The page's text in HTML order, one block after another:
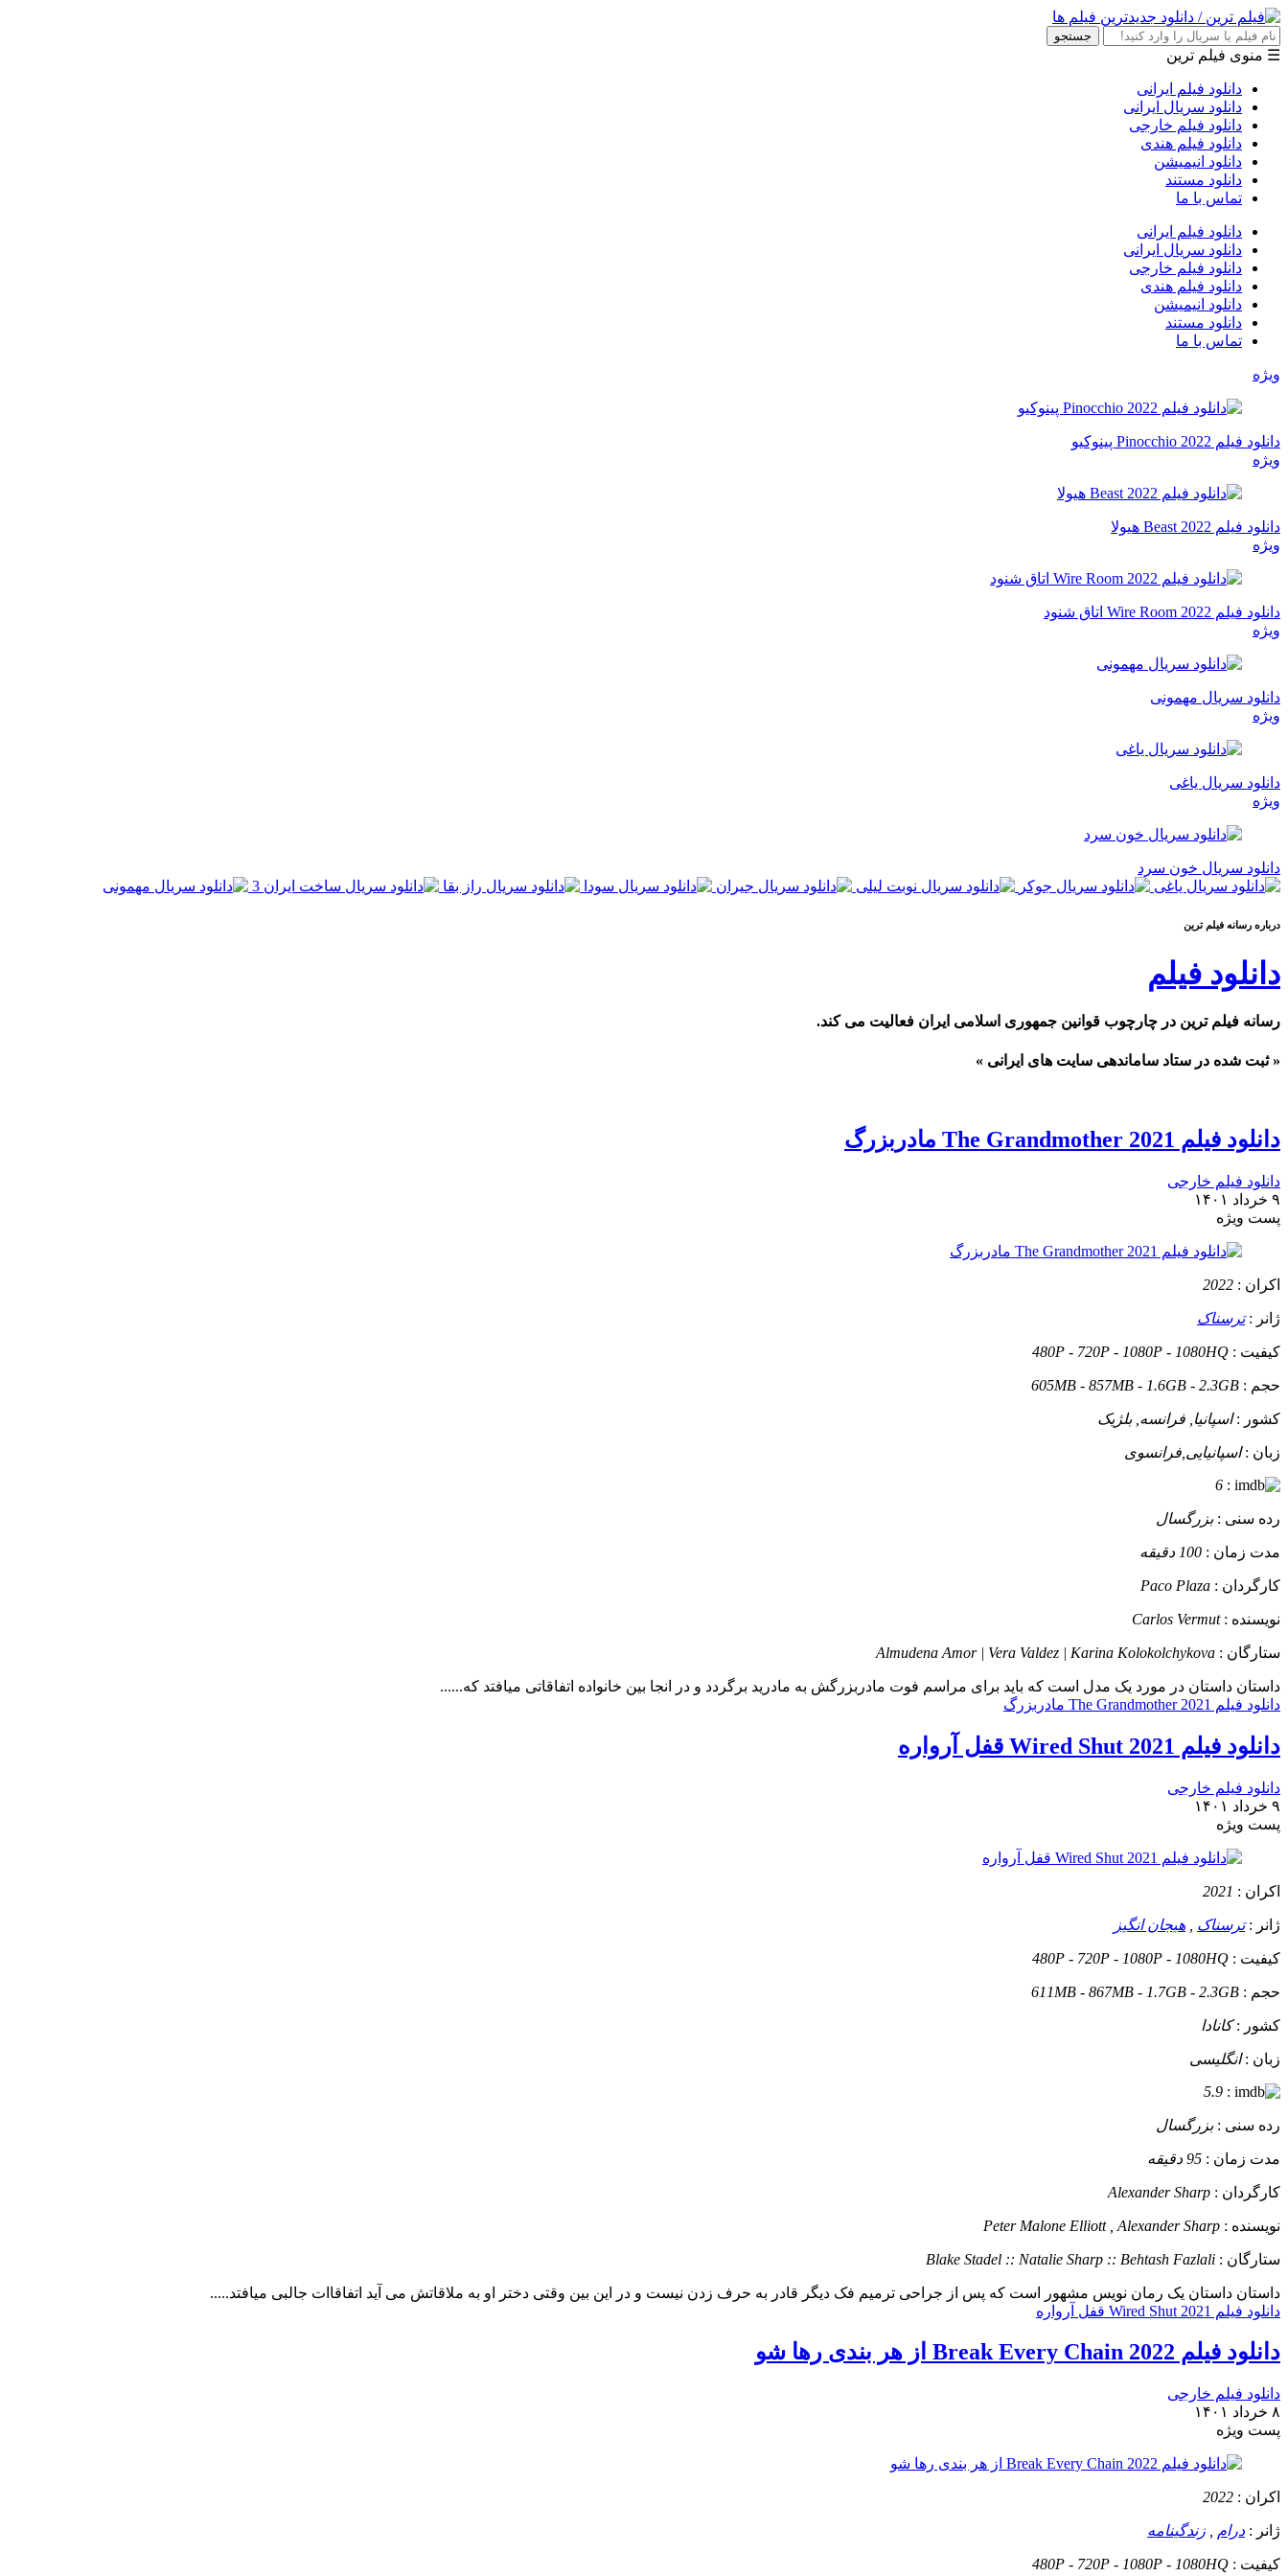
جستجو
☰ منوی فیلم ترین
دانلود فیلم ایرانی
دانلود سریال ایرانی
دانلود فیلم خارجی
دانلود فیلم هندی
دانلود انیمیشن
دانلود مستند
تماس با ما
دانلود فیلم ایرانی
دانلود سریال ایرانی
دانلود فیلم خارجی
دانلود فیلم هندی
دانلود انیمیشن
دانلود مستند
تماس با ما
ویژه
دانلود فیلم Pinocchio 2022 پینوکیو
ویژه
دانلود فیلم Beast 2022 هیولا
ویژه
دانلود فیلم Wire Room 2022 اتاق شنود
ویژه
دانلود سریال مهمونی
ویژه
دانلود سریال یاغی
ویژه
دانلود سریال خون سرد
درباره رسانه فیلم ترین
دانلود فیلم
رسانه فیلم ترین در چارچوب قوانین جمهوری اسلامی ایران فعالیت می کند.
« ثبت شده در ستاد ساماندهی سایت های ایرانی »
دانلود فیلم The Grandmother 2021 مادربزرگ
دانلود فیلم خارجی
۹ خرداد ۱۴۰۱
پست ويژه
اکران : 2022
ژانر :ترسناک
کیفیت : 480P - 720P - 1080P - 1080HQ
حجم : 605MB - 857MB - 1.6GB - 2.3GB
کشور :اسپانیا, فرانسه, بلژیک
زبان :اسپانیایی,فرانسوی
:
6
رده سنی :بزرگسال
مدت زمان : 100 دقیقه
کارگردان : Paco Plaza
نویسنده :Carlos Vermut
ستارگان : Almudena Amor | Vera Valdez | Karina Kolokolchykova
داستان داستان در مورد یک مدل است که باید برای مراسم فوت مادربزرگش به مادرید برگردد و در انجا بین خانواده اتفاقاتی میافتد که......
دانلود فیلم The Grandmother 2021 مادربزرگ
دانلود فیلم Wired Shut 2021 قفل آرواره
دانلود فیلم خارجی
۹ خرداد ۱۴۰۱
پست ويژه
اکران : 2021
ژانر :ترسناک هیجان انگیز
کیفیت : 480P - 720P - 1080P - 1080HQ
حجم : 611MB - 867MB - 1.7GB - 2.3GB
کشور :کانادا
زبان :انگلیسی
:
5.9
رده سنی :بزرگسال
مدت زمان : 95 دقیقه
کارگردان : Alexander Sharp
نویسنده : Peter Malone Elliott , Alexander Sharp
ستارگان : Blake Stadel :: Natalie Sharp :: Behtash Fazlali
داستان داستان یک رمان نویس مشهور است که پس از جراحی ترمیم فک دیگر قادر به حرف زدن نیست و در این بین وقتی دختر او به ملاقاتش می آید اتفاقاات جالبی میافتد.....
دانلود فیلم Wired Shut 2021 قفل آرواره
دانلود فیلم Break Every Chain 2022 از هر بندی رها شو
دانلود فیلم خارجی
۸ خرداد ۱۴۰۱
پست ويژه
اکران : 2022
ژانر : درام زندگینامه
کیفیت : 480P - 720P - 1080P - 1080HQ